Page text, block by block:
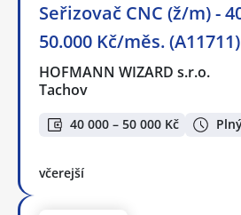
Seřizovač CNC (ž/m) -
50.000 Kč/měs. (A11711)
HOFMANN WIZARD s.r.o.
Tachov
40 000 – 50 000 Kč
včerejší